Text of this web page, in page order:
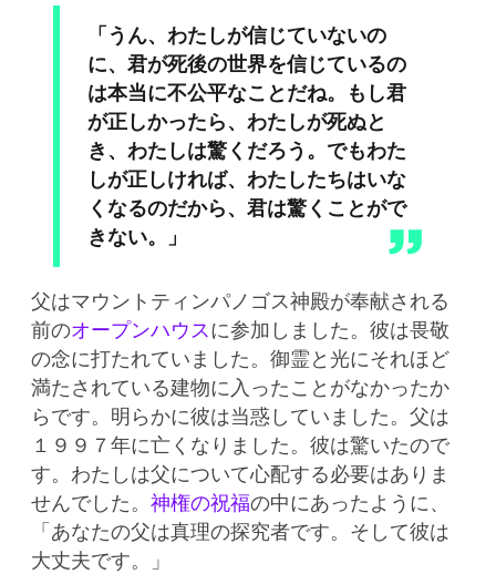
「うん、わたしが信じていないの
に、君が死後の世界を信じているの
は本当に不公平なことだね。もし君
が正しかったら、わたしが死ぬと
き、わたしは驚くだろう。でもわた
しが正しければ、わたしたちはいな
くなるのだから、君は驚くことがで
きない。」
父はマウントティンパノゴス神殿が奉献される
前のオープンハウスに参加しました。彼は畏敬
の念に打たれていました。御霊と光にそれほど
満たされている建物に入ったことがなかったか
らです。明らかに彼は当惑していました。父は
１９９７年に亡くなりました。彼は驚いたので
す。わたしは父について心配する必要はありま
せんでした。 神権の祝福の中にあったように、
「あなたの父は真理の探究者です。そして彼は
大丈夫です。」